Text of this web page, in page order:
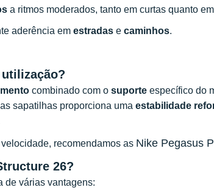
a ritmos moderados, tanto em curtas quanto
aderência em estradas e caminhos.
combinado com o suporte específico do
sapatilhas proporciona uma estabilidade
recomendamos as Nike Pegasus
26?
de várias vantagens: